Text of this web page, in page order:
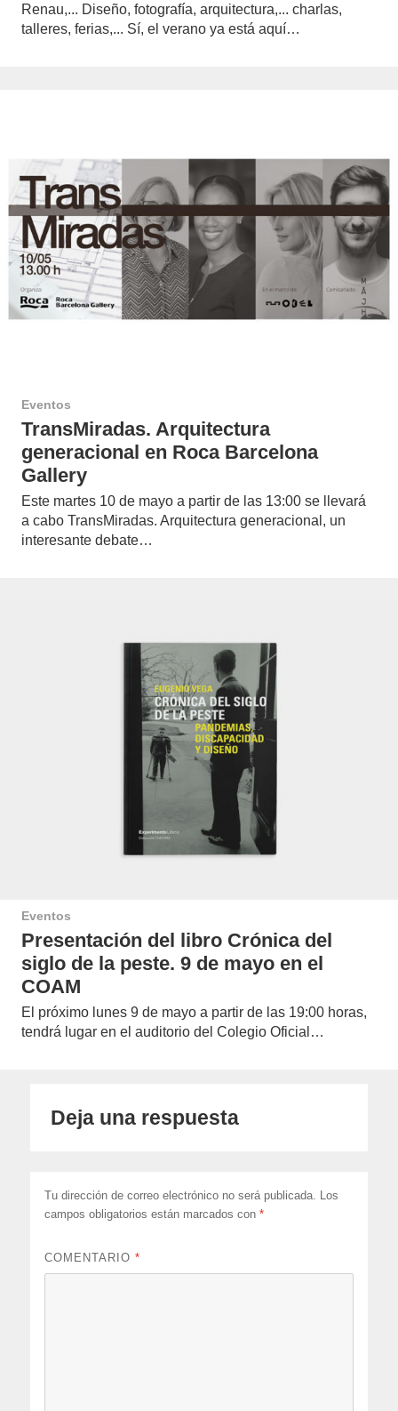
Renau,... Diseño, fotografía, arquitectura,... charlas,
talleres, ferias,... Sí, el verano ya está aquí…
Eventos
TransMiradas. Arquitectura
generacional en Roca Barcelona
Gallery
Este martes 10 de mayo a partir de las 13:00 se llevará
a cabo TransMiradas. Arquitectura generacional, un
interesante debate…
Eventos
Presentación del libro Crónica del
siglo de la peste. 9 de mayo en el
COAM
El próximo lunes 9 de mayo a partir de las 19:00 horas,
tendrá lugar en el auditorio del Colegio Oficial…
Deja una respuesta
Tu dirección de correo electrónico no será publicada. Los
campos obligatorios están marcados con*
COMENTARIO*